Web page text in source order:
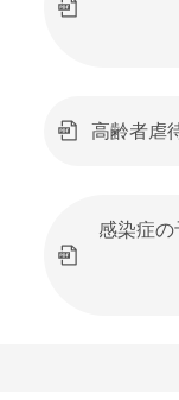
高齢者虐
感染症